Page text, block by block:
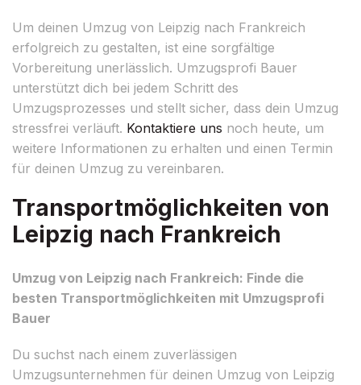
Um deinen Umzug von Leipzig nach Frankreich
erfolgreich zu gestalten, ist eine sorgfältige
Vorbereitung unerlässlich. Umzugsprofi Bauer
unterstützt dich bei jedem Schritt des
Umzugsprozesses und stellt sicher, dass dein Umzug
stressfrei verläuft. Kontaktiere uns noch heute, um
weitere Informationen zu erhalten und einen Termin
für deinen Umzug zu vereinbaren.
Transportmöglichkeiten von
Leipzig nach Frankreich
Umzug von Leipzig nach Frankreich: Finde die
besten Transportmöglichkeiten mit Umzugsprofi
Bauer
Du suchst nach einem zuverlässigen
Umzugsunternehmen für deinen Umzug von Leipzig